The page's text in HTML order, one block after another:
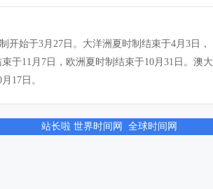
开始于3月27日。大洋洲夏时制结束于4月3日，
于11月7日，欧洲夏时制结束于10月31日。澳大
17日。
站长啦 世界时间网 全球时间网